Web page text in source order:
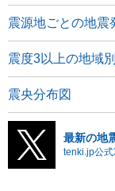
震源地ごとの地震
震度3以上の地域
震央分布図
最新の地
tenki.jp公式